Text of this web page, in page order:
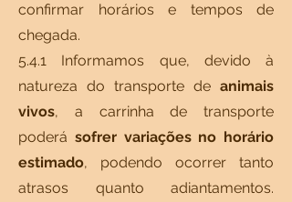
confirmar horários e tempos de
chegada.
5.4.1 Informamos que, devido à
natureza do transporte de animais
vivos, a carrinha de transporte
poderá sofrer variações no horário
estimado, podendo ocorrer tanto
atrasos quanto adiantamentos.